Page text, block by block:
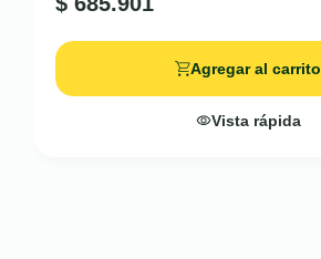
Agregar al carrito
Vista rápida